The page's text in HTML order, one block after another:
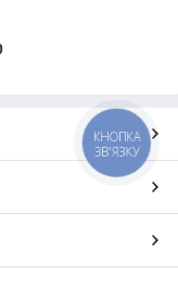
КНОПКА
ЗВ'ЯЗКУ